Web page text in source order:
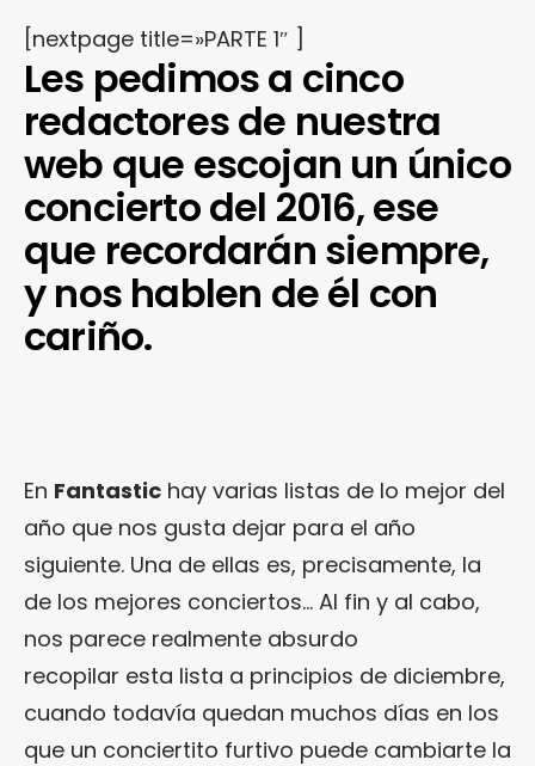
[nextpage title=»PARTE 1″ ]
Les pedimos a cinco
redactores de nuestra
web que escojan un único
concierto del 2016, ese
que recordarán siempre,
y nos hablen de él con
cariño.
En Fantastic hay varias listas de lo mejor del
año que nos gusta dejar para el año
siguiente. Una de ellas es, precisamente, la
de los mejores conciertos… Al fin y al cabo,
nos parece realmente absurdo
recopilar esta lista a principios de diciembre,
cuando todavía quedan muchos días en los
que un conciertito furtivo puede cambiarte la